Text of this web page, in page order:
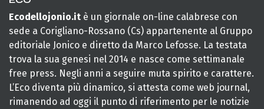
Ecodellojonio.it è un giornale on-line calabrese con
sede a Corigliano-Rossano (Cs) appartenente al Gruppo
editoriale Jonico e diretto da Marco Lefosse. La testata
trova la sua genesi nel 2014 e nasce come settimanale
free press. Negli anni a seguire muta spirito e carattere.
L’Eco diventa più dinamico, si attesta come web journal,
rimanendo ad oggi il punto di riferimento per le notizie